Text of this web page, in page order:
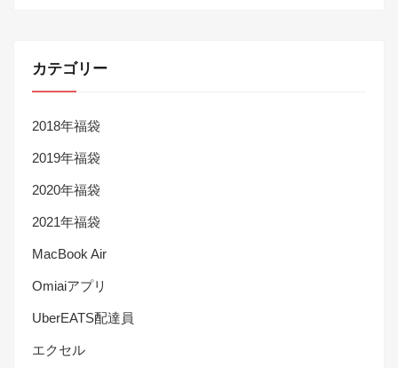
カテゴリー
2018年福袋
2019年福袋
2020年福袋
2021年福袋
MacBook Air
Omiaiアプリ
UberEATS配達員
エクセル